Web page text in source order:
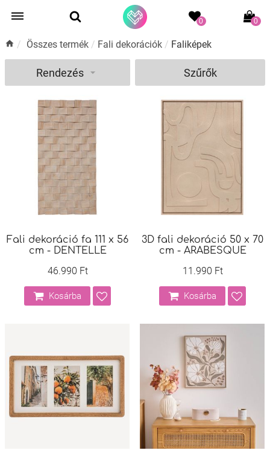
0 0
/ Összes termék / Fali dekorációk / Faliképek
Rendezés Szűrők
Fali dekoráció fa 111 x 56
cm - DENTELLE
46.990 Ft
Kosárba
3D fali dekoráció 50 x 70
cm - ARABESQUE
11.990 Ft
Kosárba